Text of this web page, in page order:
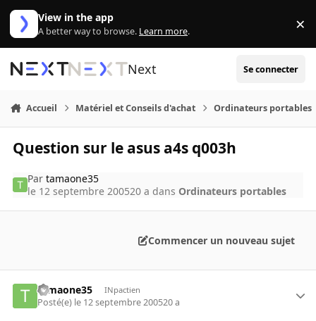
Aller au contenu
View in the app
A better way to browse. Learn more. ×
Next Se connecter
Accueil Matériel et Conseils d'achat Ordinateurs portables
Question sur le asus a4s q003h
Partamaone35
le 12 septembre 200520 a dans Ordinateurs portables
Commencer un nouveau sujet
tamaone35 INpactien
Posté(e) le 12 septembre 200520 a